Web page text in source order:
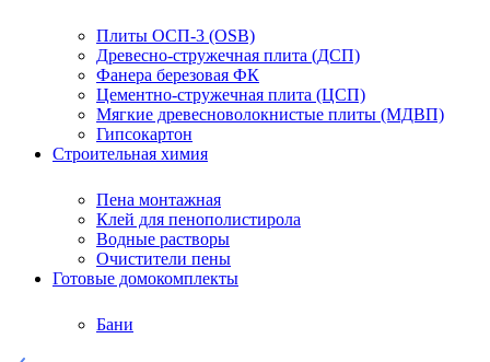
Плиты ОСП-3 (OSB)
Древесно-стружечная плита (ДСП)
Фанера березовая ФК
Цементно-стружечная плита (ЦСП)
Мягкие древесноволокнистые плиты (МДВП)
Гипсокартон
Строительная химия
Пена монтажная
Клей для пенополистирола
Водные растворы
Очистители пены
Готовые домокомплекты
Бани